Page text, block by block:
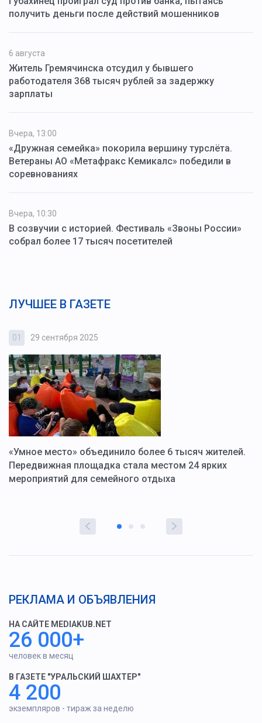
получить деньги после действий мошенников
6 августа
Житель Гремячинска отсудил у бывшего
работодателя 368 тысяч рублей за задержку
зарплаты
Вчера, 13:00
«Дружная семейка» покорила вершину турслёта.
Ветераны АО «Метафракс Кемикалс» победили в
соревнованиях
Вчера, 10:30
В созвучии с историей. Фестиваль «Звоны России»
собрал более 17 тысяч посетителей
ЛУЧШЕЕ В ГАЗЕТЕ
01 29 сентября 2025
«Умное место» объединило более 6 тысяч жителей.
Передвижная площадка стала местом 24 ярких
мероприятий для семейного отдыха
РЕКЛАМА И ОБЪЯВЛЕНИЯ
НА САЙТЕ MEDIAKUB.NET
26 000+
человек в месяц
В ГАЗЕТЕ "УРАЛЬСКИЙ ШАХТЕР"
4 200
экземпляров - тираж за неделю